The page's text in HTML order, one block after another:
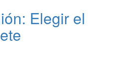
Elegir el